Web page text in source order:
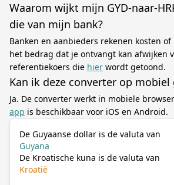
Waarom wijkt mijn GYD-naar-
die van mijn bank?
Banken en aanbieders rekenen kosten
het bedrag dat je ontvangt kan afwijken
referentiekoers die hier wordt getoond.
Kan ik deze converter op mobiel
Ja. De converter werkt in mobiele
app is beschikbaar voor iOS en Android.
De Guyaanse dollar is de valuta van
Guyana
De Kroatische kuna is de valuta van
Kroatië